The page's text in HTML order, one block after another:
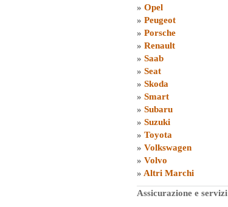
» Opel
» Peugeot
» Porsche
» Renault
» Saab
» Seat
» Skoda
» Smart
» Subaru
» Suzuki
» Toyota
» Volkswagen
» Volvo
» Altri Marchi
Assicurazione e servizi